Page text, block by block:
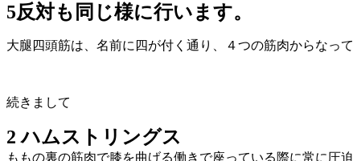
5反対も同じ様に行います。
大腿四頭筋は、名前に四が付く通り、４つの筋肉からなっ
続きまして
2 ハムストリングス
ももの裏の筋肉で膝を曲げる働きで座っている際に常に圧